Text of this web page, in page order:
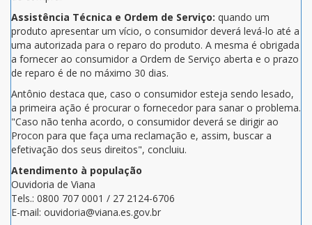
Assistência Técnica e Ordem de Serviço: quando um
produto apresentar um vício, o consumidor deverá levá-lo até a
uma autorizada para o reparo do produto. A mesma é obrigada
a fornecer ao consumidor a Ordem de Serviço aberta e o prazo
de reparo é de no máximo 30 dias.
Antônio destaca que, caso o consumidor esteja sendo lesado,
a primeira ação é procurar o fornecedor para sanar o problema.
"Caso não tenha acordo, o consumidor deverá se dirigir ao
Procon para que faça uma reclamação e, assim, buscar a
efetivação dos seus direitos", concluiu.
Atendimento à população
Ouvidoria de Viana
Tels.: 0800 707 0001 / 27 2124-6706
E-mail: ouvidoria@viana.es.gov.br